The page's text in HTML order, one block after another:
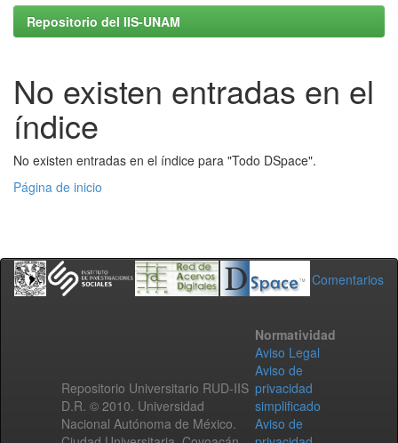
Repositorio del IIS-UNAM
No existen entradas en el
índice
No existen entradas en el índice para "Todo DSpace".
Página de inicio
Comentarios
Repositorio Universitario RUD-IIS
D.R. © 2010. Universidad
Nacional Autónoma de México.
Normatividad
Aviso Legal
Aviso de
privacidad
simplificado
Aviso de